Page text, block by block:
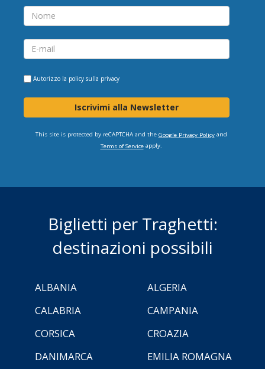
Autorizzo la policy sulla privacy
Iscrivimi alla Newsletter
This site is protected by reCAPTCHA and the Google Privacy Policyand
Terms of Serviceapply.
Biglietti per Traghetti:
destinazioni possibili
ALBANIA
ALGERIA
CALABRIA
CAMPANIA
CORSICA
CROAZIA
DANIMARCA
EMILIA ROMAGNA